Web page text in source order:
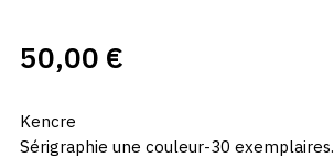
50,00 €
Kencre
Sérigraphie une couleur-30 exemplaires.